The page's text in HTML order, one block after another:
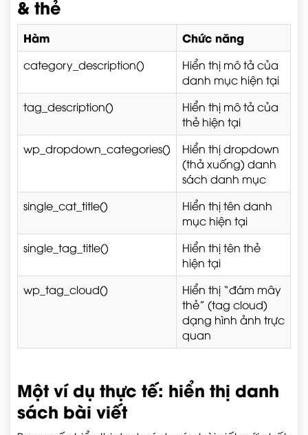
& thẻ
Hàm Chức năng
category_description()
Hiển thị mô tả của
danh mục hiện tại
tag_description()
Hiển thị mô tả của
thẻ hiện tại
wp_dropdown_categories()
Hiển thị dropdown
(thả xuống) danh
sách danh mục
single_cat_title()
Hiển thị tên danh
mục hiện tại
single_tag_title()
Hiển thị tên thẻ
hiện tại
wp_tag_cloud()
Hiển thị “đám mây
thẻ” (tag cloud)
dạng hình ảnh trực
quan
Một ví dụ thực tế: hiển thị danh
sách bài viết